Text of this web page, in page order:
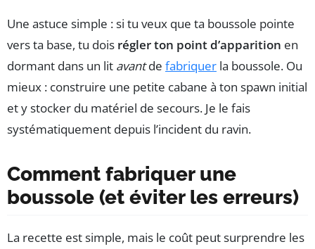
Une astuce simple : si tu veux que ta boussole pointe
vers ta base, tu dois régler ton point d’apparition en
dormant dans un lit avantde fabriquer la boussole. Ou
mieux : construire une petite cabane à ton spawn initial
et y stocker du matériel de secours. Je le fais
systématiquement depuis l’incident du ravin.
Comment fabriquer une
boussole (et éviter les erreurs)
La recette est simple, mais le coût peut surprendre les